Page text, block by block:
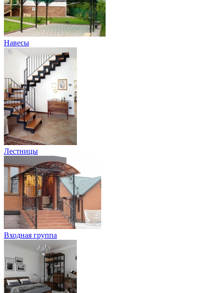
Навесы
Лестницы
Входная группа